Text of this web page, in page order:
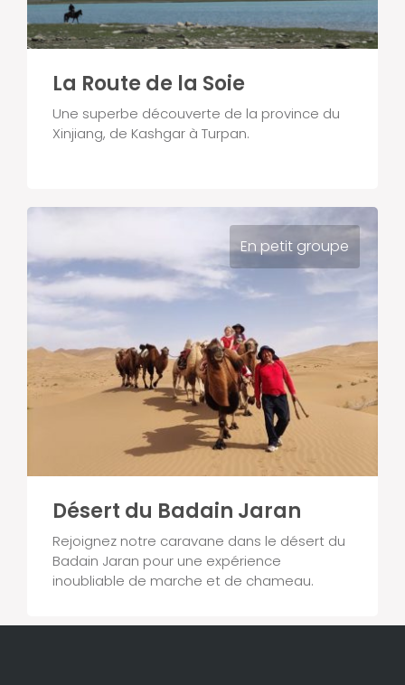
La Route de la Soie
Une superbe découverte de la province du
Xinjiang, de Kashgar à Turpan.
En petit groupe
Désert du Badain Jaran
Rejoignez notre caravane dans le désert du
Badain Jaran pour une expérience
inoubliable de marche et de chameau.